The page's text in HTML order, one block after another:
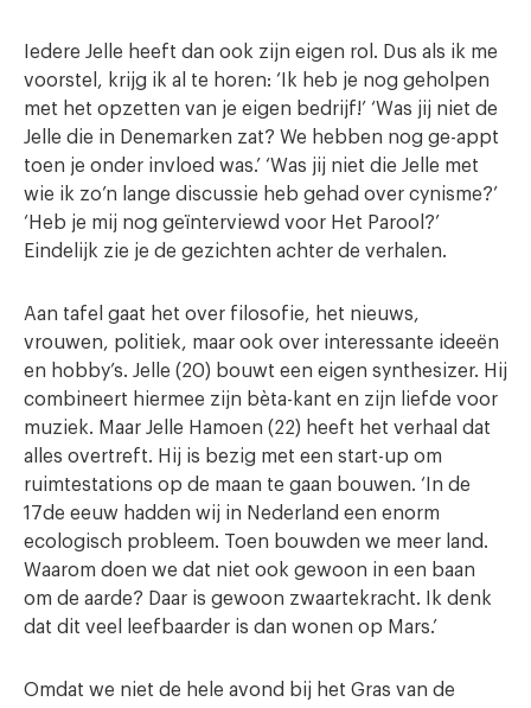
Iedere Jelle heeft dan ook zijn eigen rol. Dus als ik me
voorstel, krijg ik al te horen: ‘Ik heb je nog geholpen
met het opzetten van je eigen bedrijf!’ ‘Was jij niet de
Jelle die in Denemarken zat? We hebben nog ge-appt
toen je onder invloed was.’ ‘Was jij niet die Jelle met
wie ik zo’n lange discussie heb gehad over cynisme?’
‘Heb je mij nog geïnterviewd voor Het Parool?’
Eindelijk zie je de gezichten achter de verhalen.
Aan tafel gaat het over filosofie, het nieuws,
vrouwen, politiek, maar ook over interessante ideeën
en hobby’s. Jelle (20) bouwt een eigen synthesizer. Hij
combineert hiermee zijn bèta-kant en zijn liefde voor
muziek. Maar Jelle Hamoen (22) heeft het verhaal dat
alles overtreft. Hij is bezig met een start-up om
ruimtestations op de maan te gaan bouwen. ‘In de
17de eeuw hadden wij in Nederland een enorm
ecologisch probleem. Toen bouwden we meer land.
Waarom doen we dat niet ook gewoon in een baan
om de aarde? Daar is gewoon zwaartekracht. Ik denk
dat dit veel leefbaarder is dan wonen op Mars.’
Omdat we niet de hele avond bij het Gras van de